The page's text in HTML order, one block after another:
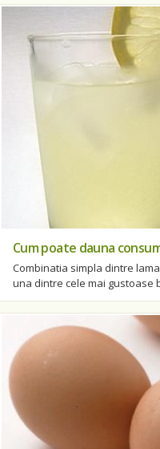
Cum poate dauna
Combinatia simpla dintre
una dintre cele mai gustoase